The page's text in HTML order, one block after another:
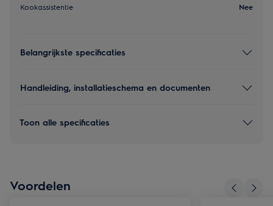
Kookassistentie Nee
Belangrijkste specificaties
Handleiding, installatieschema en documenten
Toon alle specificaties
Voordelen